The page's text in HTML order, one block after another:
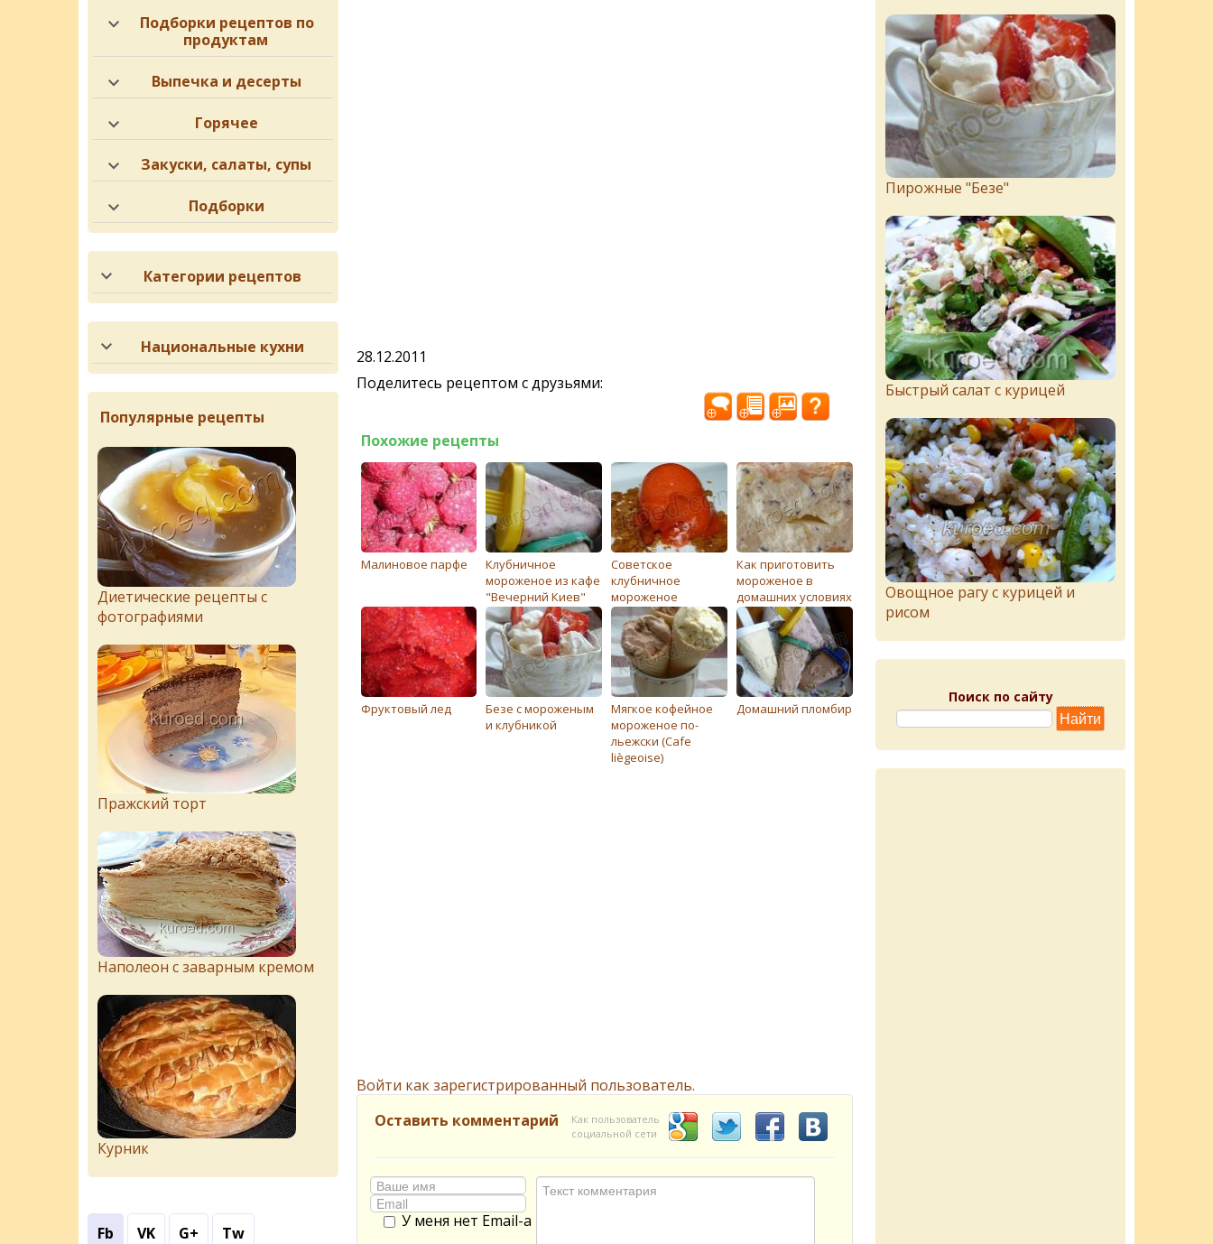
28.12.2011
Поделитесь рецептом с друзьями:
Похожие рецепты
Малиновое парфе
Клубничноe
морожeноe из кафе
"Вечерний Киев"
Советское
клубничное
мороженое
Как приготовить
мороженое в
домашних условиях
Фруктовый лед
Бeзe с морожeным
и клубникой
Мягкое кофейное
мороженое по-
льежски (Cafe
liègeoise)
Домашний пломбир
Войти как зарегистрированный пользователь.
Оставить комментарий
Как пользователь
социальной сети
У меня нет Email-а
Подборки рецептов по
продуктам
Выпечка и десерты
Горячее
Закуски, салаты, супы
Подборки
Категории рецептов
Национальные кухни
Популярные рецепты
Диетические рецепты с
фотографиями
Пражский торт
Наполеон с заварным кремом
Курник
Fb VK G+ Tw
Пирожныe "Бeзe"
Быстрый салат с курицей
Овощное рагу с курицей и
рисом
Поиск по сайту